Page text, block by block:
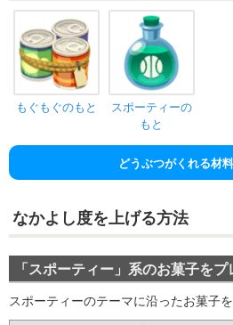
もぐもぐのもと
スポーティーの
もと
どうぶつがくれる材
なかよし度を上げる方法
「スポーティー」系のお菓子を
スポーティーのテーマに沿ったお菓子